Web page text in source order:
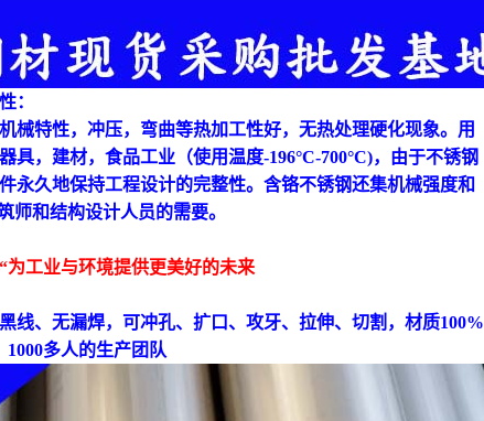
：
械特性，冲压，弯曲等热加工性好，无热处理硬化现象。用
具，建材，食品工业（使用温度-196°C-700°C)，由于不锈钢
永久地保持工程设计的完整性。含铬不锈钢还集机械强度和
和结构设计人员的需要。
工业与环境提供更美好的未来
线、无漏焊，可冲孔、扩口、攻牙、拉伸、切割，材质100%
多人的生产团队